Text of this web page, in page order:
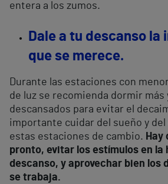
entera a los zumos.
Dale a tu descanso la
que se merece.
Durante las estaciones con
de luz se recomienda dormir más
descansados para evitar el
importante cuidar del sueño y del
estas estaciones de cambio. Hay
pronto, evitar los estímulos en la
descanso, y aprovechar bien los
se trabaja.